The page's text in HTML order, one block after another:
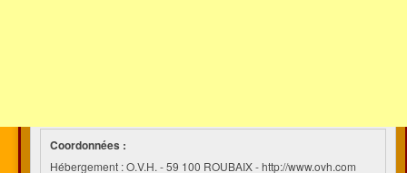
Coordonnées :
Hébergement : O.V.H. - 59 100 ROUBAIX - http://www.ovh.com